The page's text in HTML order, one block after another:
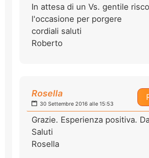
In attesa di un Vs. gentile
l'occasione per porgere
cordiali saluti
Roberto
Rosella
30 Settembre 2016 alle 15:53
Grazie. Esperienza positiva.
Saluti
Rosella